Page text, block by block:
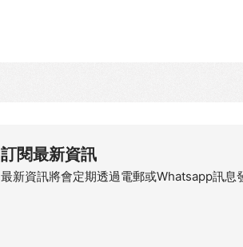
訂閱最新資訊
最新資訊將會定期透過電郵或Whatsapp訊息